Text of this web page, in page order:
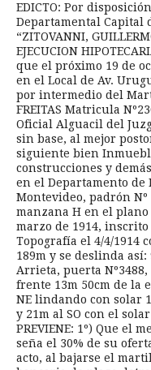
EDICTO: Por
Departamental Capital
“ZITOVANNI,
EJECUCION
que el próximo 19 de
en el Local de Av.
por intermedio del
FREITAS Matricula
Oficial Alguacil del
sin base, al mejor
siguiente bien
construcciones y
en el Departamento de
Montevideo, padrón Nº
manzana H en el
marzo de 1914,
Topografía el 4/4/1914
189m y se deslinda
Arrieta, puerta
frente 13m 50cm de la
NE lindando con solar
y 21m al SO con el
PREVIENE: 1º) Que el
seña el 30% de su
acto, al bajarse el